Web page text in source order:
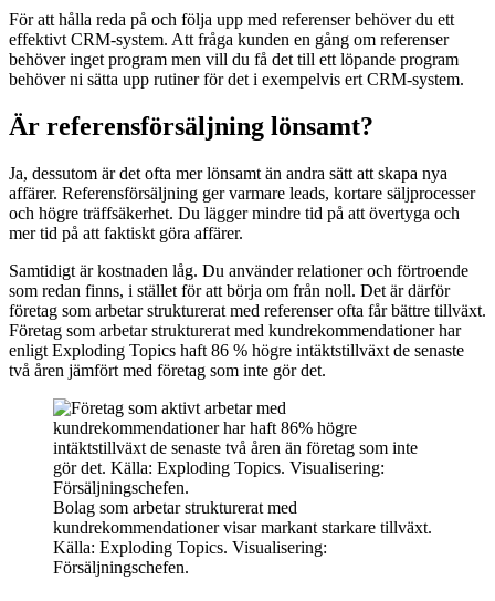
För att hålla reda på och följa upp med referenser behöver du ett
effektivt CRM-system. Att fråga kunden en gång om referenser
behöver inget program men vill du få det till ett löpande program
behöver ni sätta upp rutiner för det i exempelvis ert CRM-system.
Är referensförsäljning lönsamt?
Ja, dessutom är det ofta mer lönsamt än andra sätt att skapa nya
affärer. Referensförsäljning ger varmare leads, kortare säljprocesser
och högre träffsäkerhet. Du lägger mindre tid på att övertyga och
mer tid på att faktiskt göra affärer.
Samtidigt är kostnaden låg. Du använder relationer och förtroende
som redan finns, i stället för att börja om från noll. Det är därför
företag som arbetar strukturerat med referenser ofta får bättre tillväxt.
Företag som arbetar strukturerat med kundrekommendationer har
enligt Exploding Topics haft 86 % högre intäktstillväxt de senaste
två åren jämfört med företag som inte gör det.
Bolag som arbetar strukturerat med
kundrekommendationer visar markant starkare tillväxt.
Källa: Exploding Topics. Visualisering:
Försäljningschefen.